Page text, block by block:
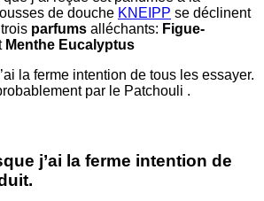
de douche KNEIPP se déclinent
parfums alléchants: Figue-
Menthe Eucalyptus
la ferme intention de tous les essayer.
par le Patchouli .
j’ai la ferme intention de